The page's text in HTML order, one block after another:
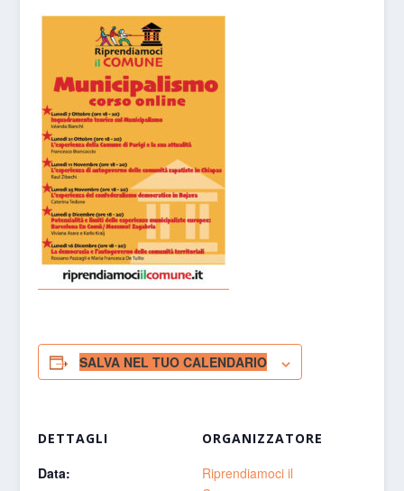
SALVA NEL TUO CALENDARIO
DETTAGLI
Data:
ORGANIZZATORE
Riprendiamoci il